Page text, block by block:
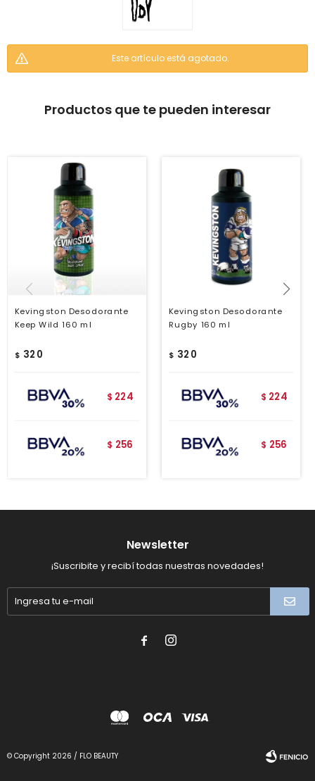
Este artículo está agotado.
Productos que te pueden interesar
Kevingston Desodorante
Keep Wild 160 ml
$ 320
$ 224
$ 256
Kevingston Desodorante
Rugby 160 ml
$ 320
$ 224
$ 256
Newsletter
¡Suscribite y recibí todas nuestras novedades!
 
© Copyright 2026 / FLO BEAUTY